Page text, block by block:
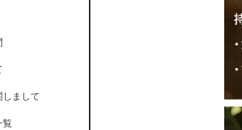
しまして
覧